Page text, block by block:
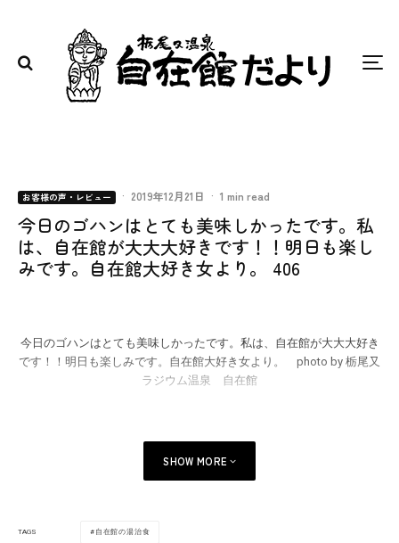
お客様の声・レビュー · 2019年12月21日 · 1 min read
今日のゴハンはとても美味しかったです。私
は、自在館が大大大好きです！！明日も楽し
みです。自在館大好き女より。 406
今日のゴハンはとても美味しかったです。私は、自在館が大大大好き
です！！明日も楽しみです。自在館大好き女より。 photo by 栃尾又
ラジウム温泉 自在館
SHOW MORE
TAGS 自在館の湯治食